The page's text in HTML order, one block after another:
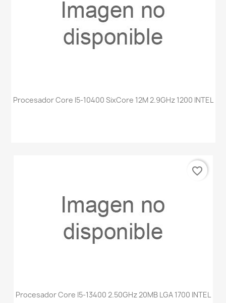
Procesador Core I5-10400 SixCore 12M 2.9GHz 1200 INTEL
Procesador Core I5-13400 2.50GHz 20MB LGA 1700 INTEL
favorite_border